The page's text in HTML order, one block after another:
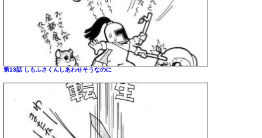
第13話 しもふさくんしあわせそうなのに